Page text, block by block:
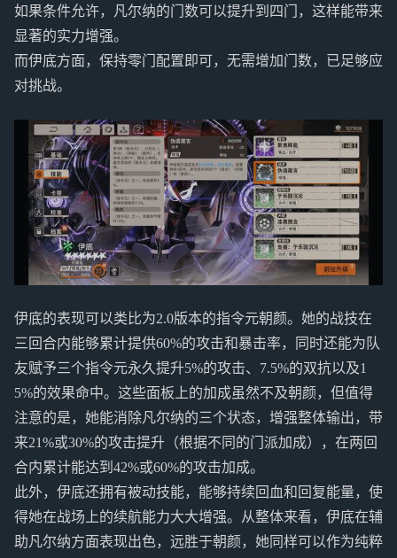
如果条件允许，凡尔纳的门数可以提升到四门，这样能带来
显著的实力增强。
而伊底方面，保持零门配置即可，无需增加门数，已足够应
对挑战。
伊底的表现可以类比为2.0版本的指令元朝颜。她的战技在
三回合内能够累计提供60%的攻击和暴击率，同时还能为队
友赋予三个指令元永久提升5%的攻击、7.5%的双抗以及1
5%的效果命中。这些面板上的加成虽然不及朝颜，但值得
注意的是，她能消除凡尔纳的三个状态，增强整体输出，带
来21%或30%的攻击提升（根据不同的门派加成），在两回
合内累计能达到42%或60%的攻击加成。
此外，伊底还拥有被动技能，能够持续回血和回复能量，使
得她在战场上的续航能力大大增强。从整体来看，伊底在辅
助凡尔纳方面表现出色，远胜于朝颜，她同样可以作为纯粹